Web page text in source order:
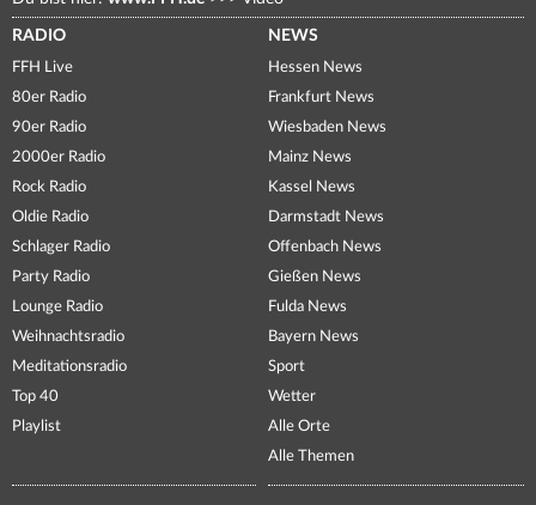
RADIO
FFH Live
80er Radio
90er Radio
2000er Radio
Rock Radio
Oldie Radio
Schlager Radio
Party Radio
Lounge Radio
Weihnachtsradio
Meditationsradio
Top 40
Playlist
NEWS
Hessen News
Frankfurt News
Wiesbaden News
Mainz News
Kassel News
Darmstadt News
Offenbach News
Gießen News
Fulda News
Bayern News
Sport
Wetter
Alle Orte
Alle Themen